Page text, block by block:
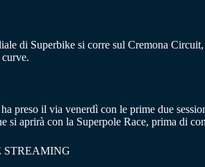
di Superbike si corre sul Cremona
preso il via venerdì con le prime due
si aprirà con la Superpole Race, prima di
STREAMING